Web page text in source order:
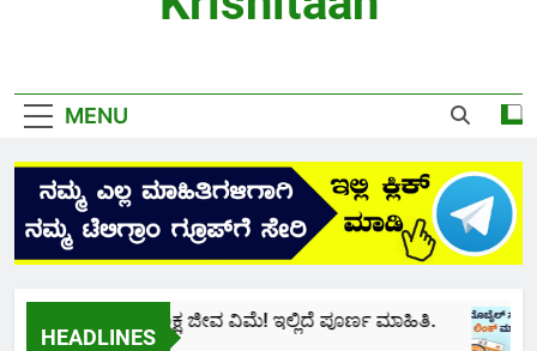
MENU
HEADLINES
₹436ಕ್ಕೆ ₹2 ಲಕ್ಷ ಜೀವ ವಿಮೆ! ಇಲ್ಲಿದೆ ಪೂರ್ಣ ಮಾಹಿತಿ.